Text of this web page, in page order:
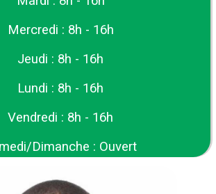
Mercredi : 8h - 16h
Jeudi : 8h - 16h
Lundi : 8h - 16h
Vendredi : 8h - 16h
Dimanche : Ouvert